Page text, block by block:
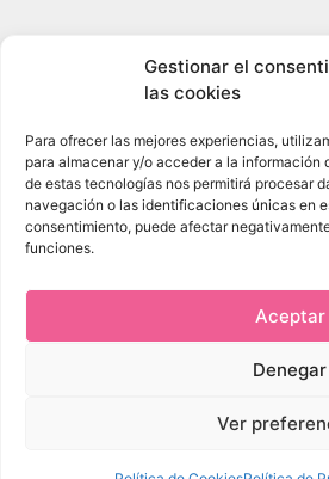
Gestionar el
las cookies
Para ofrecer las mejores experiencias,
para almacenar y/o acceder a la información
de estas tecnologías nos permitirá procesar
navegación o las identificaciones únicas en
consentimiento, puede afectar
funciones.
Aceptar
Denegar
Ver